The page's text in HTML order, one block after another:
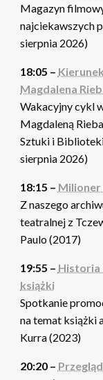
Magazyn
najciekawszych
sierpnia 2026)
18:05 –
Magdalena
Wakacyjny cykl
Magdaleną
Sztuki i
sierpnia 2026)
18:15 – Milioner
Z naszego
teatralnej z
Paulo (2017)
19:55 – Historia
książki
Spotkanie
na temat książki
Kurra (2023)
20:20 –